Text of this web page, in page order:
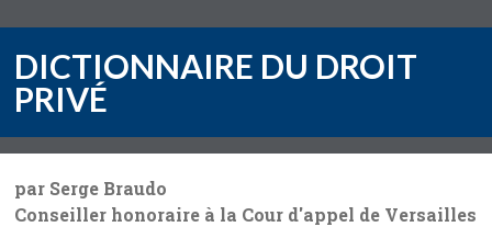
DICTIONNAIRE DU DROIT
PRIVÉ
par Serge Braudo
Conseiller honoraire à la Cour d'appel de Versailles